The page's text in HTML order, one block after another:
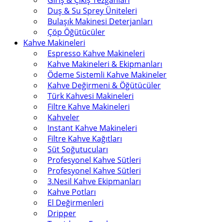
Duş & Su Sprey Üniteleri
Bulaşık Makinesi Deterjanları
Çöp Öğütücüler
Kahve Makineleri
Espresso Kahve Makineleri
Kahve Makineleri & Ekipmanları
Ödeme Sistemli Kahve Makineler
Kahve Değirmeni & Öğütücüler
Türk Kahvesi Makineleri
Filtre Kahve Makineleri
Kahveler
Instant Kahve Makineleri
Filtre Kahve Kağıtları
Süt Soğutucuları
Profesyonel Kahve Sütleri
Profesyonel Kahve Sütleri
3.Nesil Kahve Ekipmanları
Kahve Potları
El Değirmenleri
Dripper